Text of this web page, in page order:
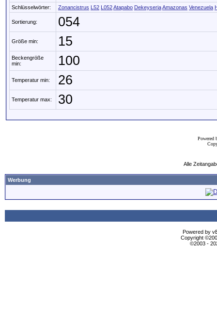
Schlüsselwörter: Zonancistrus L52 L052Atapabo DekeyseriaAmazonas Venezuela
Sortierung: 054
Größe min: 15
Beckengröße
min:
100
Temperatur min: 26
Temperatur max: 30
Powered
Alle
Werbung
Powered by
Copyright
©2003 -